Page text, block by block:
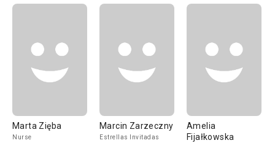
Marta Zięba
Nurse
Marcin Zarzeczny
Estrellas Invitadas
Amelia
Fijałkowska